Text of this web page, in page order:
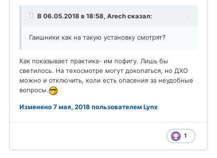
В 06.05.2018 в 18:58, Arechсказал:
Гаишники как на такую установку смотрят?
Как показывает практика- им пофигу. Лишь бы
светилось. На техосмотре могут докопаться, но ДХО
можно и отключить, коли есть опасения за неудобные
вопросы.
Изменено7 мая, 2018 пользователем Lynx
1